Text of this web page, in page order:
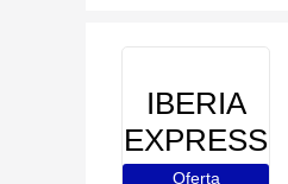
IBERIA
EXPRESS
Oferta